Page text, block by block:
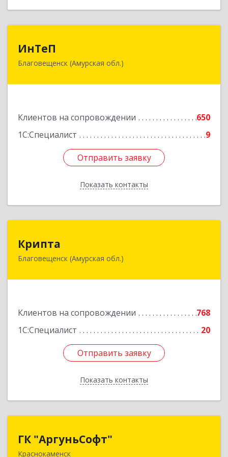
ИнТеП
Благовещенск (Амурская обл.)
Клиентов на сопровождении
650
1С:Специалист
9
Отправить заявку
Показать контакты
675000, Амурская обл, Благовещенск г,
Отправить заявку
Назад
Крипта
Благовещенск (Амурская обл.)
Клиентов на сопровождении
768
1С:Специалист
20
Отправить заявку
Показать контакты
675000, Амурская обл, Благовещенск г,
Отправить заявку
Назад
ГК "АргуньСофт"
Краснокаменск